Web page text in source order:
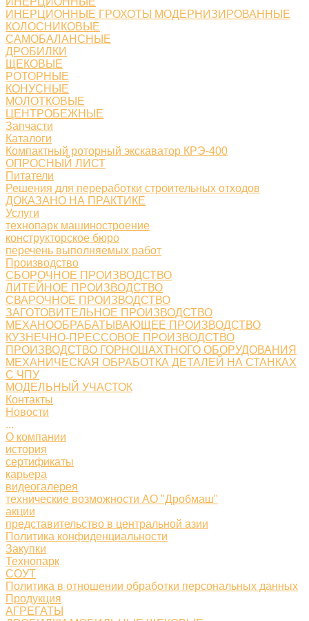
ИНЕРЦИОННЫЕ ГРОХОТЫ МОДЕРНИЗИРОВАННЫЕ
КОЛОСНИКОВЫЕ
САМОБАЛАНСНЫЕ
ДРОБИЛКИ
ЩЕКОВЫЕ
РОТОРНЫЕ
КОНУСНЫЕ
МОЛОТКОВЫЕ
ЦЕНТРОБЕЖНЫЕ
Запчасти
Каталоги
Компактный роторный экскаватор КРЭ-400
ОПРОСНЫЙ ЛИСТ
Питатели
Решения для переработки строительных отходов
ДОКАЗАНО НА ПРАКТИКЕ
Услуги
технопарк машиностроение
конструкторское бюро
перечень выполняемых работ
Производство
СБОРОЧНОЕ ПРОИЗВОДСТВО
ЛИТЕЙНОЕ ПРОИЗВОДСТВО
СВАРОЧНОЕ ПРОИЗВОДСТВО
ЗАГОТОВИТЕЛЬНОЕ ПРОИЗВОДСТВО
МЕХАНООБРАБАТЫВАЮЩЕЕ ПРОИЗВОДСТВО
КУЗНЕЧНО-ПРЕССОВОЕ ПРОИЗВОДСТВО
ПРОИЗВОДСТВО ГОРНОШАХТНОГО ОБОРУДОВАНИЯ
МЕХАНИЧЕСКАЯ ОБРАБОТКА ДЕТАЛЕЙ НА СТАНКАХ
С ЧПУ
МОДЕЛЬНЫЙ УЧАСТОК
Контакты
Новости
...
О компании
история
сертификаты
карьера
видеогалерея
технические возможности АО "Дробмаш"
акции
представительство в центральной азии
Политика конфиденциальности
Закупки
Технопарк
СОУТ
Политика в отношении обработки персональных данных
Продукция
АГРЕГАТЫ